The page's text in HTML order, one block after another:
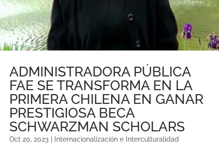
ADMINISTRADORA PÚBLICA
FAE SE TRANSFORMA EN LA
PRIMERA CHILENA EN GANAR
PRESTIGIOSA BECA
SCHWARZMAN SCHOLARS
Oct 20, 2023
Internacionalización e Interculturalidad